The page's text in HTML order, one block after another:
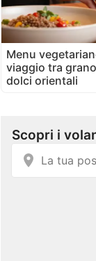
Menu
viaggio tra
dolci orientali